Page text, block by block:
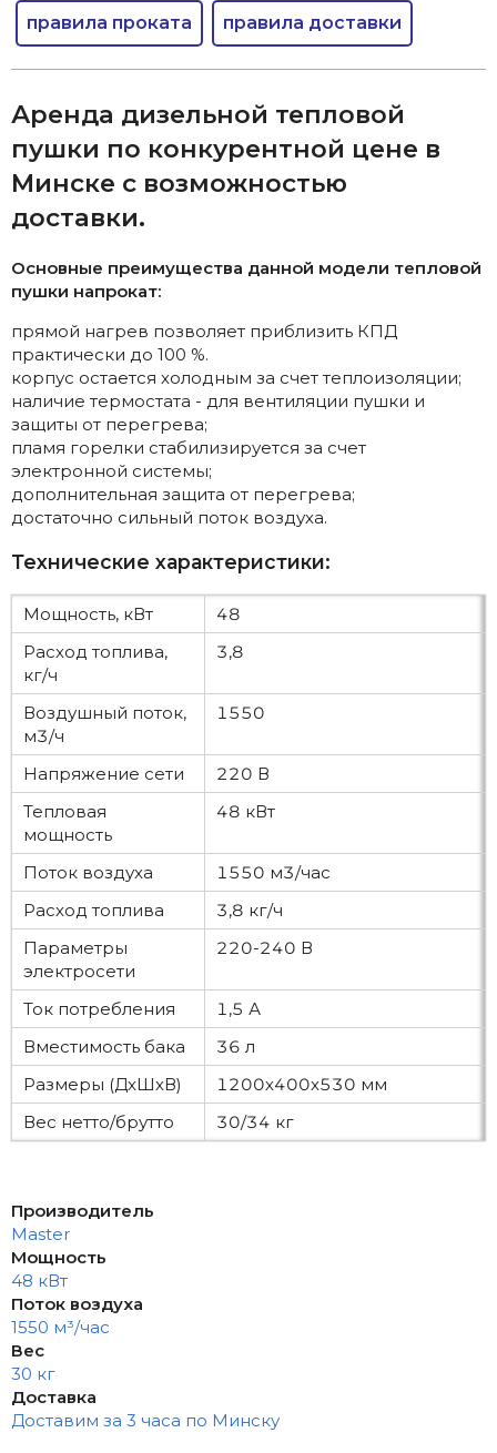
правила проката правила доставки
Аренда дизельной тепловой
пушки по конкурентной цене в
Минске с возможностью
доставки.
Основные преимущества данной модели тепловой
пушки напрокат:
прямой нагрев позволяет приблизить КПД
практически до 100 %.
корпус остается холодным за счет теплоизоляции;
наличие термостата - для вентиляции пушки и
защиты от перегрева;
пламя горелки стабилизируется за счет
электронной системы;
дополнительная защита от перегрева;
достаточно сильный поток воздуха.
Технические характеристики:
Мощность, кВт
48
Расход топлива,
кг/ч
3,8
Воздушный поток,
м3/ч
1550
Напряжение сети
220 В
Тепловая
мощность
48 кВт
Поток воздуха
1550 м3/час
Расход топлива
3,8 кг/ч
Параметры
электросети
220-240 В
Ток потребления
1,5 А
Вместимость бака
36 л
Размеры (ДхШхВ)
1200х400х530 мм
Вес нетто/брутто
30/34 кг
Производитель
Master
Мощность
48 кВт
Поток воздуха
1550 м³/час
Вес
30 кг
Доставка
Доставим за 3 часа по Минску